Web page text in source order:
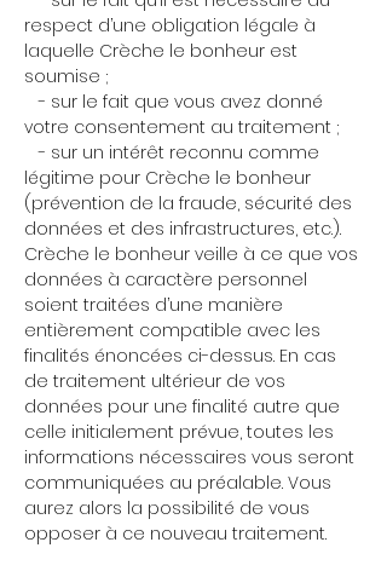
respect d’une obligation légale à
laquelle Crèche le bonheur est
soumise ;
- sur le fait que vous avez donné
votre consentement au traitement ;
- sur un intérêt reconnu comme
légitime pour Crèche le bonheur
(prévention de la fraude, sécurité des
données et des infrastructures, etc.).
Crèche le bonheur veille à ce que vos
données à caractère personnel
soient traitées d’une manière
entièrement compatible avec les
finalités énoncées ci-dessus. En cas
de traitement ultérieur de vos
données pour une finalité autre que
celle initialement prévue, toutes les
informations nécessaires vous seront
communiquées au préalable. Vous
aurez alors la possibilité de vous
opposer à ce nouveau traitement.